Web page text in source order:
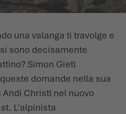
una valanga ti travolge e
sono decisamente
Simon Gietl
domande nella sua
Christl nel nuovo
L'alpinista